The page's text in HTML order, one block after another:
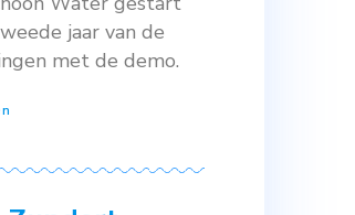
objecten. De verschillende
voorkomen of reduceren van
,techniekdag, treeport, Zundert